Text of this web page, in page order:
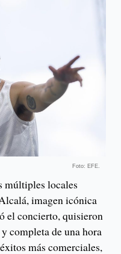
Foto: EFE.
múltiples locales
imagen icónica
el concierto, quisieron
completa de una hora
más comerciales,